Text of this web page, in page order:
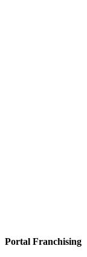
Portal Franchising